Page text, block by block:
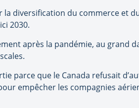
diversification du commerce et
2030.
après la pandémie, au grand
parce que le Canada refusait
empêcher les compagnies